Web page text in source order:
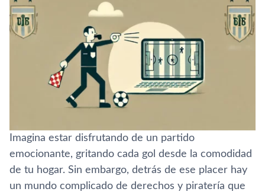
Imagina estar disfrutando de un partido
emocionante, gritando cada gol desde la comodidad
de tu hogar. Sin embargo, detrás de ese placer hay
un mundo complicado de derechos y piratería que